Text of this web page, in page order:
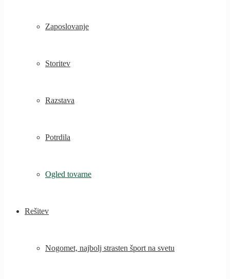
Zaposlovanje
Storitev
Razstava
Potrdila
Ogled tovarne
Rešitev
Nogomet, najbolj strasten šport na svetu